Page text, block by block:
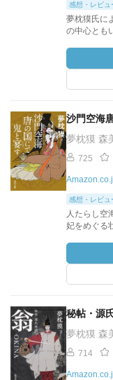
感想・レビュ
夢枕獏氏に
の中心とも
沙門空海
夢枕獏 森
725
感想・レビュ
人たらし空
妃をめぐる
秘帖・源
夢枕獏 森
714